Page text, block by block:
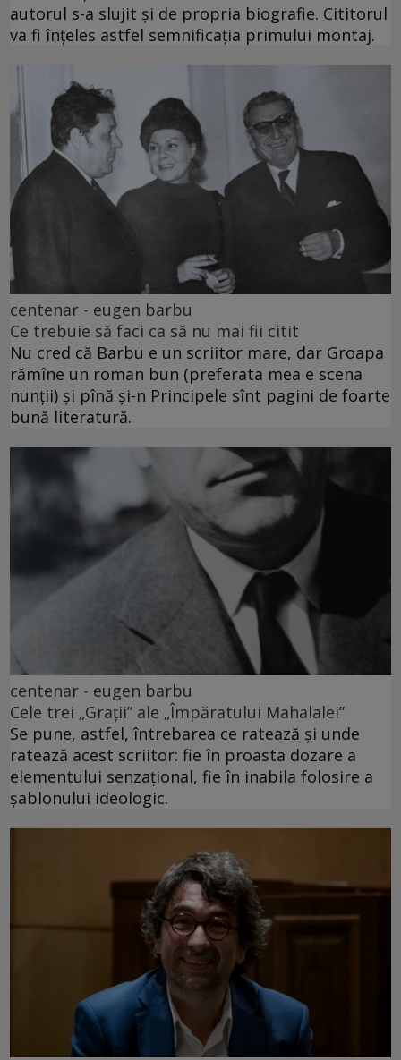
autorul s-a slujit și de propria biografie. Cititorul
va fi înțeles astfel semnificația primului montaj.
centenar - eugen barbu
Ce trebuie să faci ca să nu mai fii citit
Nu cred că Barbu e un scriitor mare, dar Groapa
rămîne un roman bun (preferata mea e scena
nunții) și pînă și-n Principele sînt pagini de foarte
bună literatură.
centenar - eugen barbu
Cele trei „Grații” ale „Împăratului Mahalalei”
Se pune, astfel, întrebarea ce ratează și unde
ratează acest scriitor: fie în proasta dozare a
elementului senzațional, fie în inabila folosire a
șablonului ideologic.